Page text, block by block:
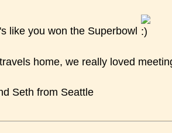
like you won the Superbowl
home, we really loved
Seth from Seattle